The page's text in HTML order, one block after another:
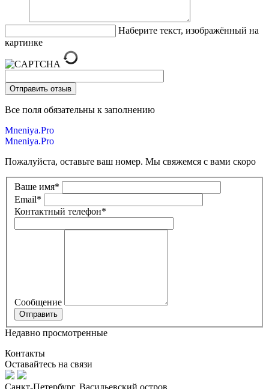
Наберите текст, изображённый на
картинке
Все поля обязательны к заполнению
Mneniya.Pro
Mneniya.Pro
Пожалуйста, оставьте ваш номер. Мы свяжемся с вами скоро
Ваше имя*
Email*
Контактный телефон*
Сообщение
Недавно просмотренные
Контакты
Оставайтесь на связи